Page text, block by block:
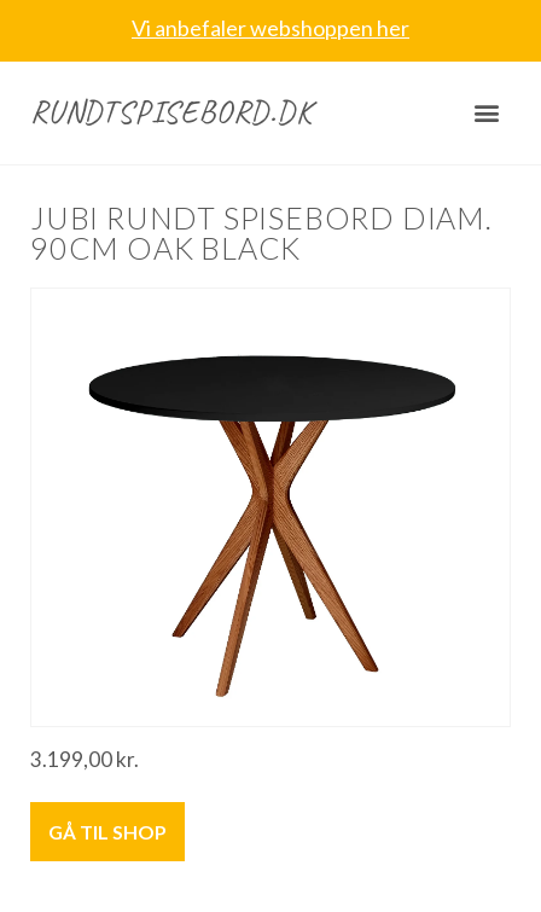
Vi anbefaler webshoppen her
RUNDTSPISEBORD.DK
JUBI RUNDT SPISEBORD DIAM.
90CM OAK BLACK
3.199,00kr.
GÅ TIL SHOP